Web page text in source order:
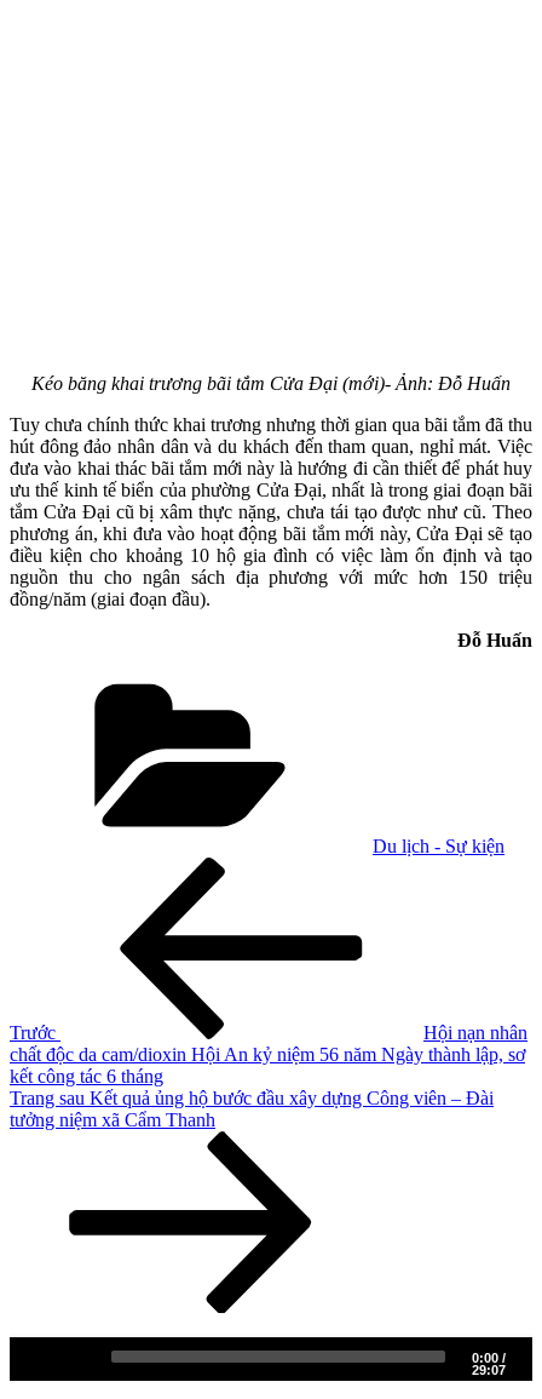
Kéo băng khai trương bãi tắm Cửa Đại (mới)- Ảnh: Đỗ Huấn
Tuy chưa chính thức khai trương nhưng thời gian qua bãi tắm đã thu
hút đông đảo nhân dân và du khách đến tham quan, nghỉ mát. Việc
đưa vào khai thác bãi tắm mới này là hướng đi cần thiết để phát huy
ưu thế kinh tế biển của phường Cửa Đại, nhất là trong giai đoạn bãi
tắm Cửa Đại cũ bị xâm thực nặng, chưa tái tạo được như cũ. Theo
phương án, khi đưa vào hoạt động bãi tắm mới này, Cửa Đại sẽ tạo
điều kiện cho khoảng 10 hộ gia đình có việc làm ổn định và tạo
nguồn thu cho ngân sách địa phương với mức hơn 150 triệu
đồng/năm (giai đoạn đầu).
Đỗ Huấn
Du lịch - Sự kiện
Trước
Hội nạn nhân
chất độc da cam/dioxin Hội An kỷ niệm 56 năm Ngày thành lập, sơ
kết công tác 6 tháng
Bài
tiếp
Trang sau Kết quả ủng hộ bước đầu xây dựng Công viên – Đài
tưởng niệm xã Cẩm Thanh
Thời sự thứ 2 Ngày 01-6-2026 0:00 /
29:07